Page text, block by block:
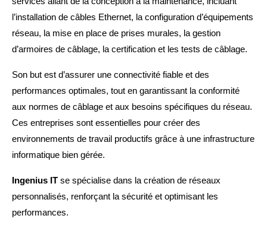
l’installation de câbles Ethernet, la configuration d’équipements
réseau, la mise en place de prises murales, la gestion
d’armoires de câblage, la certification et les tests de câblage.
Son but est d’assurer une connectivité fiable et des
performances optimales, tout en garantissant la conformité
aux normes de câblage et aux besoins spécifiques du réseau.
Ces entreprises sont essentielles pour créer des
environnements de travail productifs grâce à une infrastructure
informatique bien gérée.
Ingenius IT se spécialise dans la création de réseaux
personnalisés, renforçant la sécurité et optimisant les
performances.